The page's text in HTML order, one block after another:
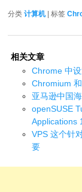
分类计算机| 标签
相关文章
Chrome 中
Chromium
亚马逊中国
openSUSE
Applications
VPS 这个针
要